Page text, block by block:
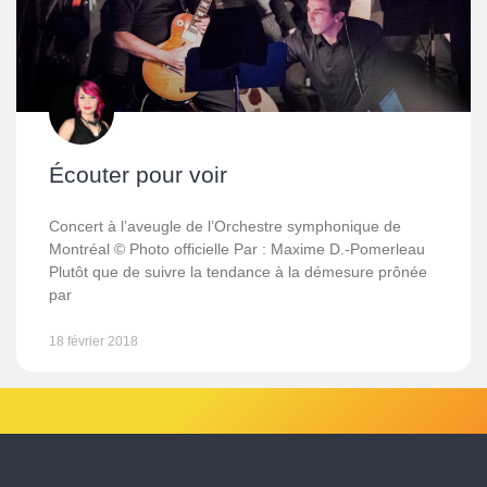
Écouter pour voir
Concert à l’aveugle de l’Orchestre symphonique de
Montréal © Photo officielle Par : Maxime D.-Pomerleau
Plutôt que de suivre la tendance à la démesure prônée
par
18 février 2018